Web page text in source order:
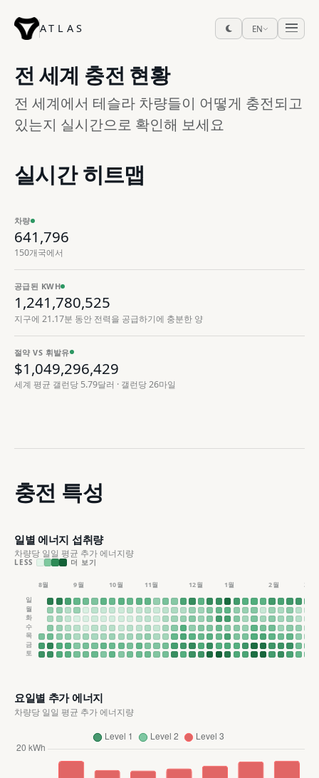
ATLAS EN
전 세계 충전 현황
전 세계에서 테슬라 차량들이 어떻게 충전되고
있는지 실시간으로 확인해 보세요
실시간 히트맵
차량
641,796
150개국에서
공급된 KWH
1,241,780,529
지구에 21.17분 동안 전력을 공급하기에 충분한 양
절약 VS 휘발유
$1,049,296,432
세계 평균 갤런당 5.79달러 · 갤런당 26마일
Aug 8, 2026, 16:38 UTC
충전 특성
일별 에너지 섭취량
차량당 일일 평균 추가 에너지량
LESS 더 보기
일
월
화
수
목
금
토
8월 9월 10월 11월 12월 1월 2월 3월
요일별 추가 에너지
차량당 일일 평균 추가 에너지량